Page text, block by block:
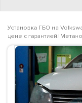
Установка ГБО на
цене с гарантией!